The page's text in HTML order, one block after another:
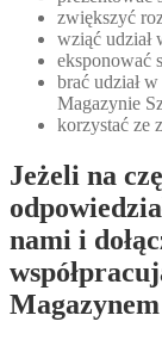
zwiększyć
wziąć udział
eksponować
brać udział
Magazynie
korzystać ze
Jeżeli na
nami i